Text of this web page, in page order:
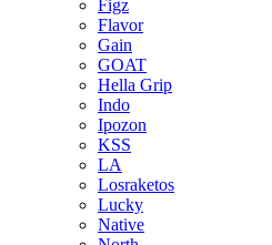
Figz
Flavor
Gain
GOAT
Hella Grip
Indo
Ipozon
KSS
LA
Losraketos
Lucky
Native